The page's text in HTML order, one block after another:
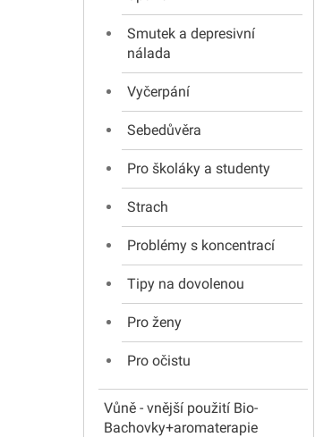
Smutek a depresivní
nálada
Vyčerpání
Sebedůvěra
Pro školáky a studenty
Strach
Problémy s koncentrací
Tipy na dovolenou
Pro ženy
Pro očistu
Vůně - vnější použití Bio-
Bachovky+aromaterapie